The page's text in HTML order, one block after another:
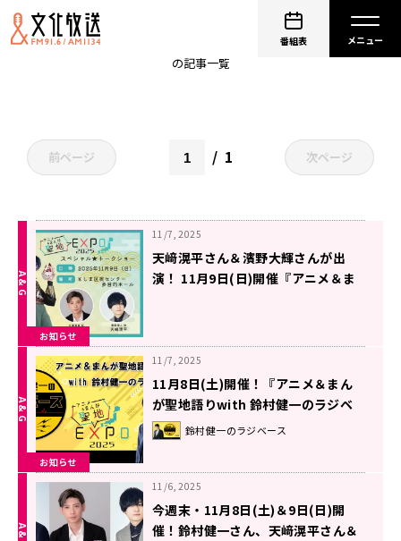
番組表
アニメ＆まんが聖地EXPO2025
の記事一覧
前ページ 1 次ページ
お知らせ
11/7, 2025
天﨑滉平さん＆濱野大輝さんが出
演！ 11月9日(日)開催『アニメ＆ま
お知らせ
11/7, 2025
11月8日(土)開催！『アニメ＆まん
が聖地語りwith 鈴村健一のラジベ
ース』鈴村健一のラジベース
11/6, 2025
今週末・11月8日(土)＆9日(日)開
催！鈴村健一さん、天﨑滉平さん＆